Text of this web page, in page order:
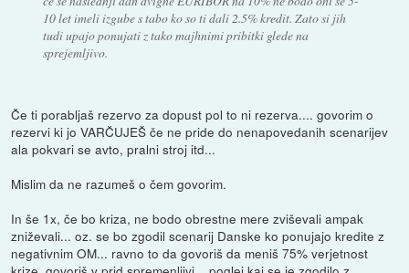
10 let imeli izgube s tabo ko so ti dali 2.5% kredit. Zato si jih
tudi upajo ponujati z tako majhnimi pribitki glede na
sprejemljivo.
Če ti porabljaš rezervo za dopust pol to ni rezerva.... govorim o
rezervi ki jo VARČUJEŠ če ne pride do nenapovedanih scenarijev
ala pokvari se avto, pralni stroj itd...
Mislim da ne razumeš o čem govorim.
In še 1x, če bo kriza, ne bodo obrestne mere zviševali ampak
zniževali... oz. se bo zgodil scenarij Danske ko ponujajo kredite z
negativnim OM... ravno to da govoriš da meniš 75% verjetnost